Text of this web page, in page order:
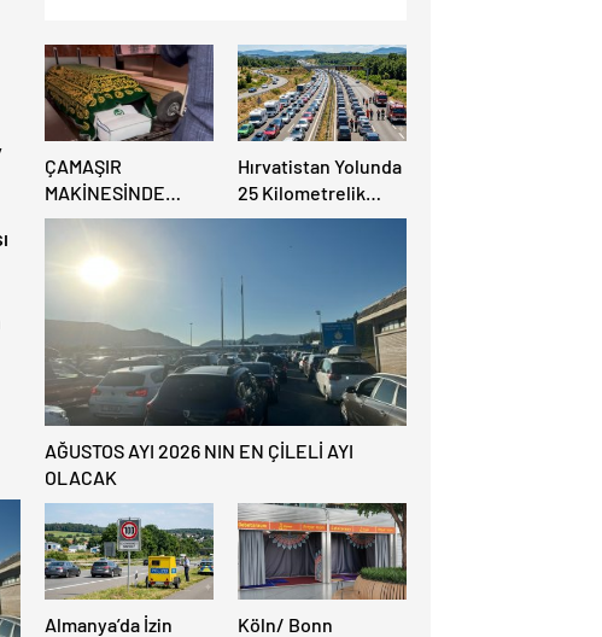
ÇAMAŞIR
MAKİNESİNDE
BULUNAN BEBEK
CENAZESİ ŞOK ETTİ
Hırvatistan Yolunda
25 Kilometrelik
Trafik Kuyruğu
AĞUSTOS AYI 2026 NIN EN ÇİLELİ AYI
OLACAK
Almanya’da İzin
Köln/ Bonn